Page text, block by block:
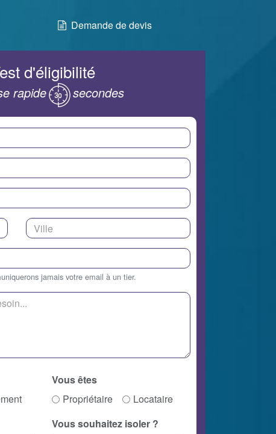
Demande de devis
d'éligibilité
rapide secondes
jamais votre email à un tier.
Vous êtes
Propriétaire
Locataire
Vous souhaitez isoler ?